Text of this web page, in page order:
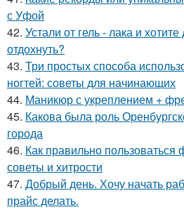
с Уфой
42. Устали от гель - лака и
отдохнуть?
43. Три простых способа
ногтей: советы для начинающих
44. Маникюр с укреплением +
45. Какова была роль
города
46. Как правильно пользоваться
советы и хитрости
47. Добрый день. Хочу начать
прайс делать.